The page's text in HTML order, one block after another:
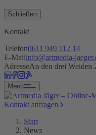
Schließen
Kontakt
Telefon0611 949 112 14
E-Mailinfo@artmedia-
AdresseAn den drei Weiden
Menü
Kontakt anfragen
Start
News